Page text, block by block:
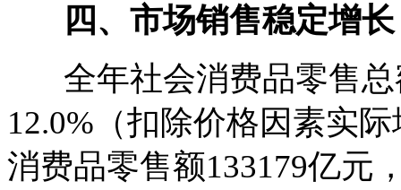
四、市场销售稳定增长
全年社会消费品零售总
12.0%（扣除价格因素实
消费品零售额133179亿元